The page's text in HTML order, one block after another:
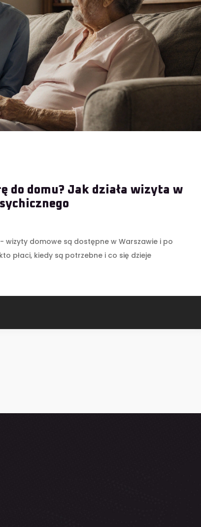
do domu? Jak działa wizyta w
wizyty domowe są dostępne w Warszawie i po
płaci, kiedy są potrzebne i co się dzieje